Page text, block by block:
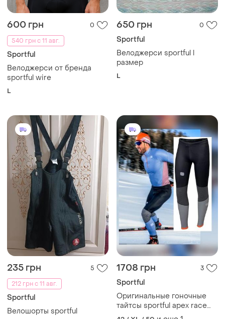
600 грн
0
540 грн с 11 авг.
Sportful
Велоджерси от бренда
sportful wire
L
650 грн 0
Sportful
Велоджерси sportful l
размер
L
235 грн
5
212 грн с 11 авг.
Sportful
Велошорты sportful
1708 грн 3
Sportful
Оригинальные гоночные
тайтсы sportful apex race
леггинсы